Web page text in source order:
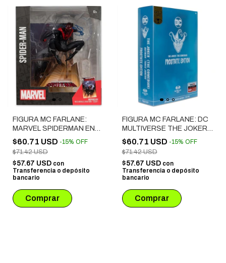
FIGURA MC FARLANE:
MARVEL SPIDERMAN EN
ESCENA MILES MORALES
SPIEDERMAN # 01
POSADA A ECALA 1:10
$60.71 USD -15% OFF
$71.42 USD
$57.67 USD con
Transferencia o depósito
bancario
FIGURA MC FARLANE: DC
MULTIVERSE THE JOKER
FROSTBITE EDITION (18
CM)
$60.71 USD -15% OFF
$71.42 USD
$57.67 USD con
Transferencia o depósito
bancario